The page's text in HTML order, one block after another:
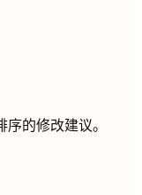
的修改建议。